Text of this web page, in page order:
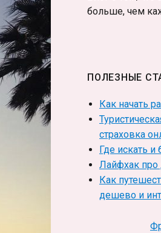
больше, чем
ПОЛЕЗНЫЕ
Как начать
страховка
Где искать и
Лайфхак
Как
дешево и